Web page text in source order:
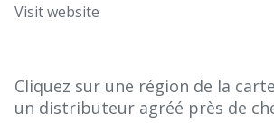
Visit website
Cliquez sur une région de la
un distributeur agréé près de